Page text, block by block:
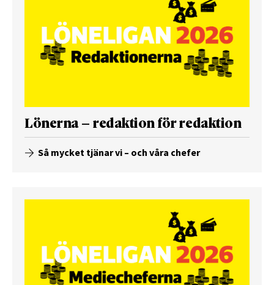
Lönerna – redaktion för redaktion
Så mycket tjänar vi – och våra chefer